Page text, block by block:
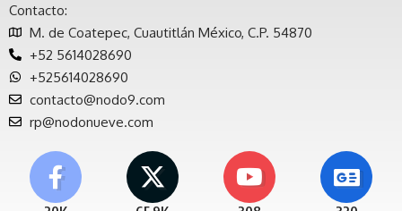
Contacto:
M. de Coatepec, Cuautitlán México, C.P. 54870
+52 5614028690
+525614028690
contacto@nodo9.com
rp@nodonueve.com